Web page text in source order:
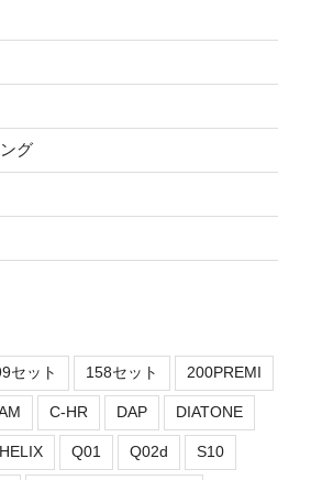
グ
セット 158セット 200PREMI
C-HR DAP DIATONE
HELIX Q01 Q02d S10